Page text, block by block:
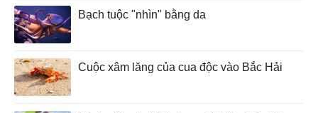
Bạch tuộc "nhìn" bằng da
Cuộc xâm lăng của cua độc vào Bắc Hải